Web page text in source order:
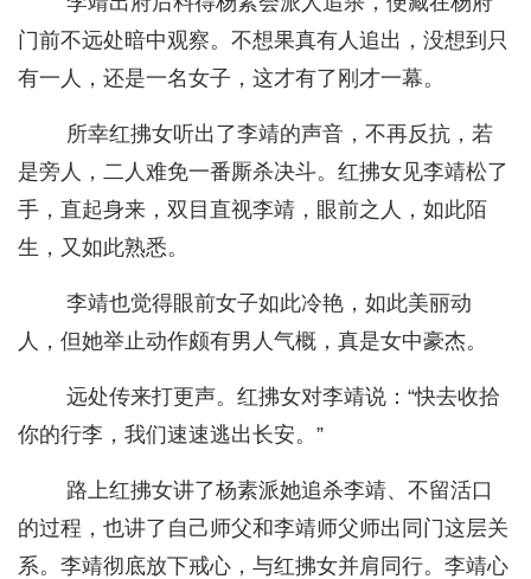
门前不远处暗中观察。不想果真有人追出，没想到只
有一人，还是一名女子，这才有了刚才一幕。
所幸红拂女听出了李靖的声音，不再反抗，若
是旁人，二人难免一番厮杀决斗。红拂女见李靖松了
手，直起身来，双目直视李靖，眼前之人，如此陌
生，又如此熟悉。
李靖也觉得眼前女子如此冷艳，如此美丽动
人，但她举止动作颇有男人气概，真是女中豪杰。
远处传来打更声。红拂女对李靖说：“快去收拾
你的行李，我们速速逃出长安。”
路上红拂女讲了杨素派她追杀李靖、不留活口
的过程，也讲了自己师父和李靖师父师出同门这层关
系。李靖彻底放下戒心，与红拂女并肩同行。李靖心